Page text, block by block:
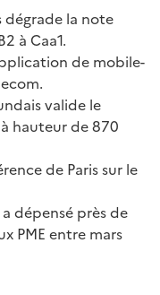
dégrade la note
à Caa1.
de mobile-
valide le
hauteur de 870
de Paris sur le
dépensé près de
PME entre mars